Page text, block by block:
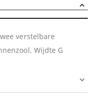
verstelbare
Wijdte G